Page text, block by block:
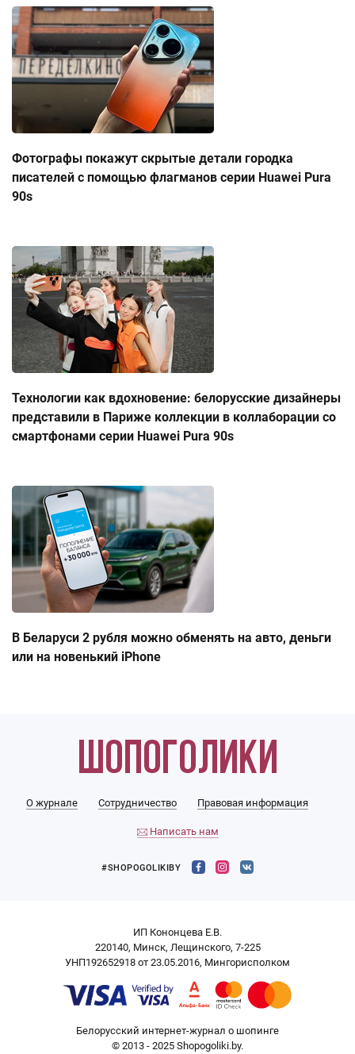
Фотографы покажут скрытые детали городка
писателей с помощью флагманов серии Huawei Pura
90s
Технологии как вдохновение: белорусские дизайнеры
представили в Париже коллекции в коллаборации со
смартфонами серии Huawei Pura 90s
В Беларуси 2 рубля можно обменять на авто, деньги
или на новенький iPhone
О журнале Сотрудничество Правовая информация
Написать нам
#SHOPOGOLIKIBY
ИП Кононцева Е.В.
220140, Минск, Лещинского, 7-225
УНП192652918 от 23.05.2016, Мингорисполком
Белорусский интернет-журнал о шопинге
© 2013 - 2025 Shopogoliki.by.